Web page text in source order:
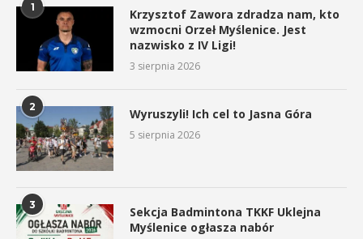
1
Krzysztof Zawora zdradza nam, kto
wzmocni Orzeł Myślenice. Jest
nazwisko z IV Ligi!
3 sierpnia 2026
2 Wyruszyli! Ich cel to Jasna Góra
5 sierpnia 2026
3
Sekcja Badmintona TKKF Uklejna
Myślenice ogłasza nabór